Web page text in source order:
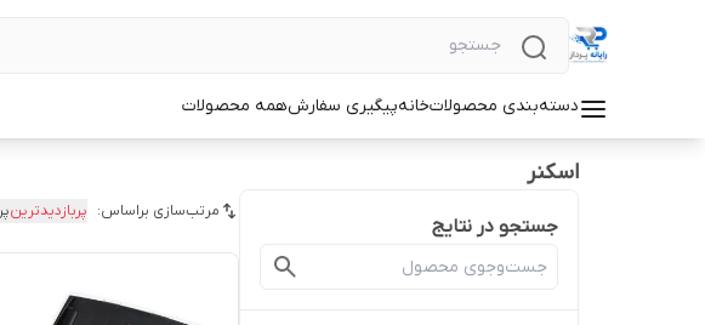
دسته‌بندی محصولاتخانهپیگیری سفارشهمه محصولات
اسکنر
جستجو در نتایج
مرتب‌سازی براساس: پربازدیدترین